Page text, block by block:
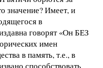
значение? Имеет, и
в
говорят «Он БЕЗ
имен
в память, т.е., в
способствовать